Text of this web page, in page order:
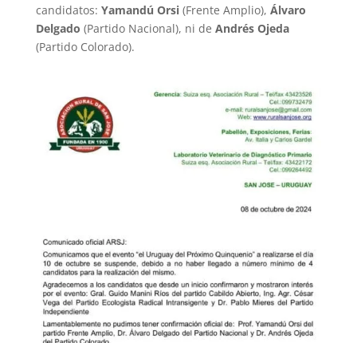
candidatos: Yamandú Orsi(Frente Amplio), Álvaro
Delgado (Partido Nacional), ni de Andrés Ojeda
(Partido Colorado).